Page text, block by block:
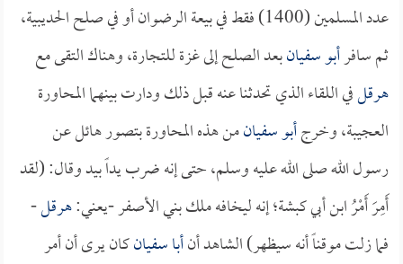
عدد المسلمين (1400) فقط في بيعة الرضوان أو في صلح الحديبية،
ثم سافرأبو سفيانبعد الصلح إلى غزة للتجارة، وهناك التقى مع
هرقلفي اللقاء الذي تحدثنا عنه قبل ذلك ودارت بينهما المحاورة
العجيبة، وخرجأبو سفيانمن هذه المحاورة بتصور هائل عن
رسول الله صلى الله عليه وسلم، حتى إنه ضرب يداً بيد وقال: (لقد
أَمِرَ أَمْرُ ابن أبي كبشة؛ إنه ليخافه ملك بني الأصفر -يعني:هرقل-
فما زلت موقناً أنه سيظهر) الشاهد أنأبا سفيانكان يرى أن أمر